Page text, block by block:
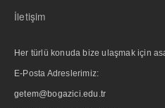
İletişim
Her türlü konuda bize ulaşmak için
E-Posta Adreslerimiz:
getem@bogazici.edu.tr